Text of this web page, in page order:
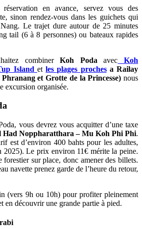
en avance, servez vous des
sinon rendez-vous dans les guichets qui
Le trajet dure autour de 25 minutes
tail (6 à 8 personnes) ou bateaux rapides
combinerKoh Poda avec Koh
Island etles plages prochesa Railay
Phranang et Grotte de laPrincesse) nous
excursion organisée.
vous devrez vous acquitter d’une taxe
Had Noppharatthara – Mu Koh Phi Phi.
est d’environ 400 bahts pour les adultes,
2025). Le prix environ 11€ mérite la peine.
forestier sur place, donc amener des billets.
navette prenez garde de l’heure du retour,
(vers 9h ou 10h) pour profiter pleinement
en découvrir une grande partie à pied.